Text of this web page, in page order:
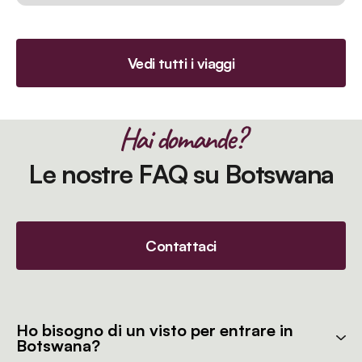
Vedi tutti i viaggi
Hai domande?
Le nostre FAQ su Botswana
Contattaci
Ho bisogno di un visto per entrare in
Botswana?